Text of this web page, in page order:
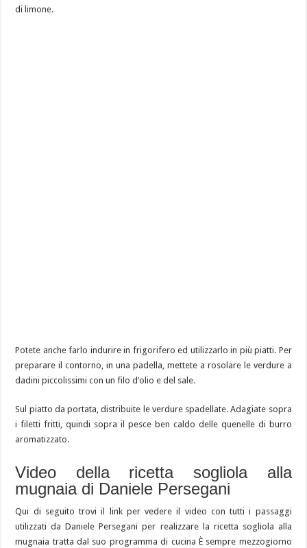
di limone.
Potete anche farlo indurire in frigorifero ed utilizzarlo in più piatti. Per
preparare il contorno, in una padella, mettete a rosolare le verdure a
dadini piccolissimi con un filo d’olio e del sale.
Sul piatto da portata, distribuite le verdure spadellate. Adagiate sopra
i filetti fritti, quindi sopra il pesce ben caldo delle quenelle di burro
aromatizzato.
Video della ricetta sogliola alla
mugnaia di Daniele Persegani
Qui di seguito trovi il link per vedere il video con tutti i passaggi
utilizzati da Daniele Persegani per realizzare la ricetta sogliola alla
mugnaia tratta dal suo programma di cucina È sempre mezzogiorno